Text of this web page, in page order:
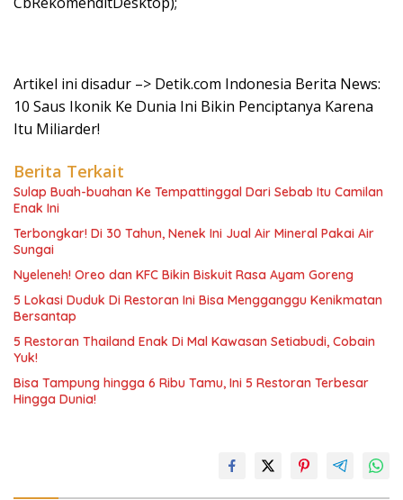
Artikel ini disadur –> Detik.com Indonesia Berita News:
10 Saus Ikonik Ke Dunia Ini Bikin Penciptanya Karena
Itu Miliarder!
Berita Terkait
Sulap Buah-buahan Ke Tempattinggal Dari Sebab Itu Camilan
Enak Ini
Terbongkar! Di 30 Tahun, Nenek Ini Jual Air Mineral Pakai Air
Sungai
Nyeleneh! Oreo dan KFC Bikin Biskuit Rasa Ayam Goreng
5 Lokasi Duduk Di Restoran Ini Bisa Mengganggu Kenikmatan
Bersantap
5 Restoran Thailand Enak Di Mal Kawasan Setiabudi, Cobain
Yuk!
Bisa Tampung hingga 6 Ribu Tamu, Ini 5 Restoran Terbesar
Hingga Dunia!